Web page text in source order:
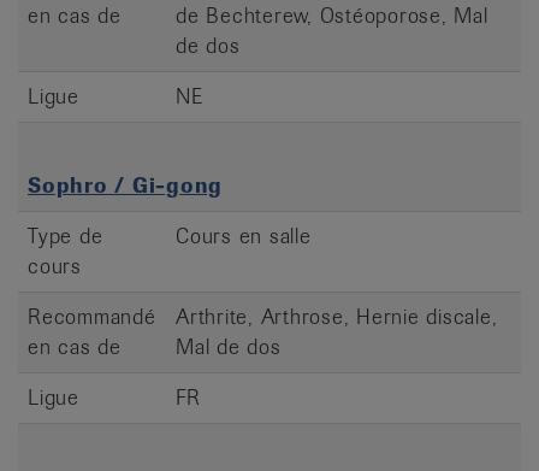
en cas de
de Bechterew, Ostéoporose, Mal
de dos
Ligue
NE
Sophro / Gi-gong
Type de
cours
Cours en salle
Recommandé
en cas de
Arthrite, Arthrose, Hernie discale,
Mal de dos
Ligue
FR